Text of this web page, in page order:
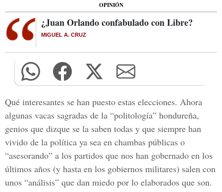
OPINIÓN
¿Juan Orlando confabulado con Libre?
MIGUEL A. CRUZ
Qué interesantes se han puesto estas elecciones. Ahora
algunas vacas sagradas de la “politología” hondureña,
genios que dizque se la saben todas y que siempre han
vivido de la política ya sea en chambas públicas o
“asesorando” a los partidos que nos han gobernado en los
últimos años (y hasta en los gobiernos militares) salen con
unos “análisis” que dan miedo por lo elaborados que son.